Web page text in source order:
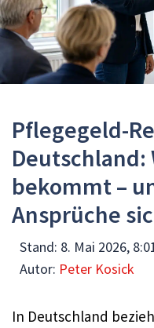
Pflegegeld-
bekommt –
Ansprüche
Stand: 8. Mai 2026,
Autor: Peter Kosick
In Deutschland